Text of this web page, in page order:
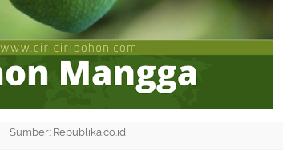
Sumber: Republika.co.id